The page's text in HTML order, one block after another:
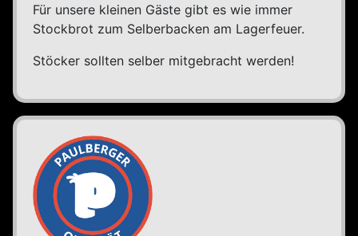
Für unsere kleinen Gäste gibt es wie immer
Stockbrot zum Selberbacken am Lagerfeuer.
Stöcker sollten selber mitgebracht werden!